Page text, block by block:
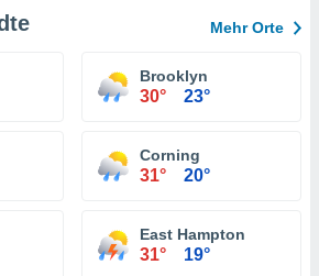
Mehr Orte
Brooklyn
30° 23°
Corning
31° 20°
East Hampton
31° 19°